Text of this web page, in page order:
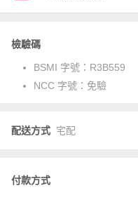
檢驗碼
BSMI 字號： R3B559
NCC 字號： 免驗
配送方式 宅配
付款方式